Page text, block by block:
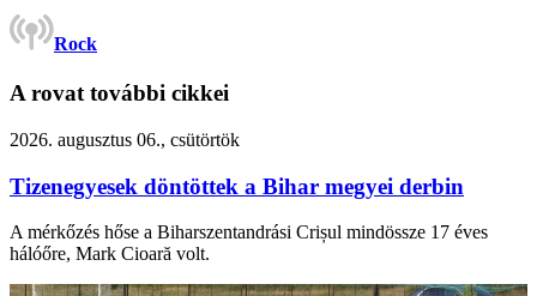
Rock
A rovat további cikkei
2026. augusztus 06., csütörtök
Tizenegyesek döntöttek a Bihar megyei derbin
A mérkőzés hőse a Biharszentandrási Crișul mindössze 17 éves
hálóőre, Mark Cioară volt.